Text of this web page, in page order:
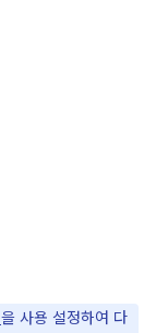
을 사용 설정하여 다